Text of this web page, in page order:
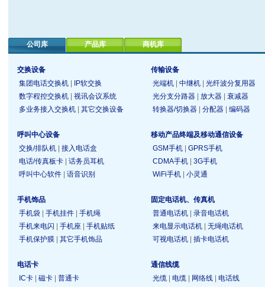
公司库 产品库 商机库
交换设备
集团电话交换机
IP软交换
数字程控交换机
视讯会议系统
多业务接入交换机
其它交换设备
传输设备
光端机
中继机
光纤波分复用器
光分支分路器
放大器
衰减器
转换器/切换器
分配器 编码器
呼叫中心设备
交换/排队机
接入电话盒
电话/传真板卡
话务员耳机
呼叫中心软件
语音识别
移动产品终端及移动通信设备
GSM手机
GPRS手机
CDMA手机
3G手机
WiFi手机
小灵通
手机饰品
手机袋
手机挂件
手机绳
手机来电闪
手机座
手机贴纸
手机保护膜
其它手机饰品
固定电话机、传真机
普通电话机
录音电话机
来电显示电话机
无绳电话机
可视电话机
插卡电话机
电话卡
IC卡
磁卡
普通卡
通信线缆
光缆
电缆 网络线
电话线